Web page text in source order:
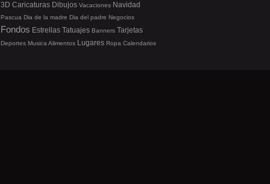
3D Caricaturas Dibujos Vacaciones Navidad
Pascua Dia de la madre Dia del padre Negocios
Fondos Estrellas Tatuajes Banners Tarjetas
Deportes Musica Alimentos Lugares Ropa Calendarios